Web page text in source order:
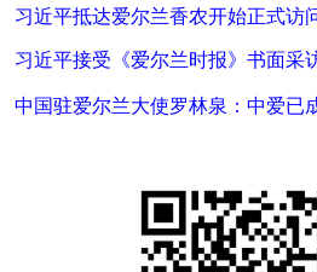
习近平抵达爱尔兰香农开始正式访
习近平接受《爱尔兰时报》书面采
中国驻爱尔兰大使罗林泉：中爱已